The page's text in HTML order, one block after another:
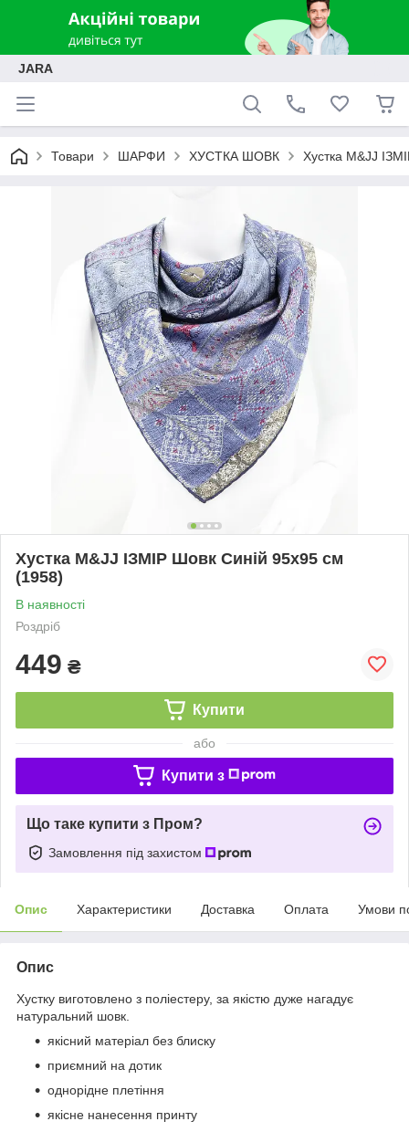
JARA
Товари ШАРФИ ХУСТКА ШОВК Хустка M&JJ
Хустка M&JJ ІЗМІР Шовк Синій 95х95 см
(1958)
В наявності
Роздріб
449 ₴
Купити
або
Купити з
Що таке купити з Пром?
Замовлення під захистом
Опис Характеристики Доставка Оплата Умови
Опис
Хустку виготовлено з поліестеру, за якістю дуже нагадує
натуральний шовк.
якісний матеріал без блиску
приємний на дотик
однорідне плетіння
якісне нанесення принту